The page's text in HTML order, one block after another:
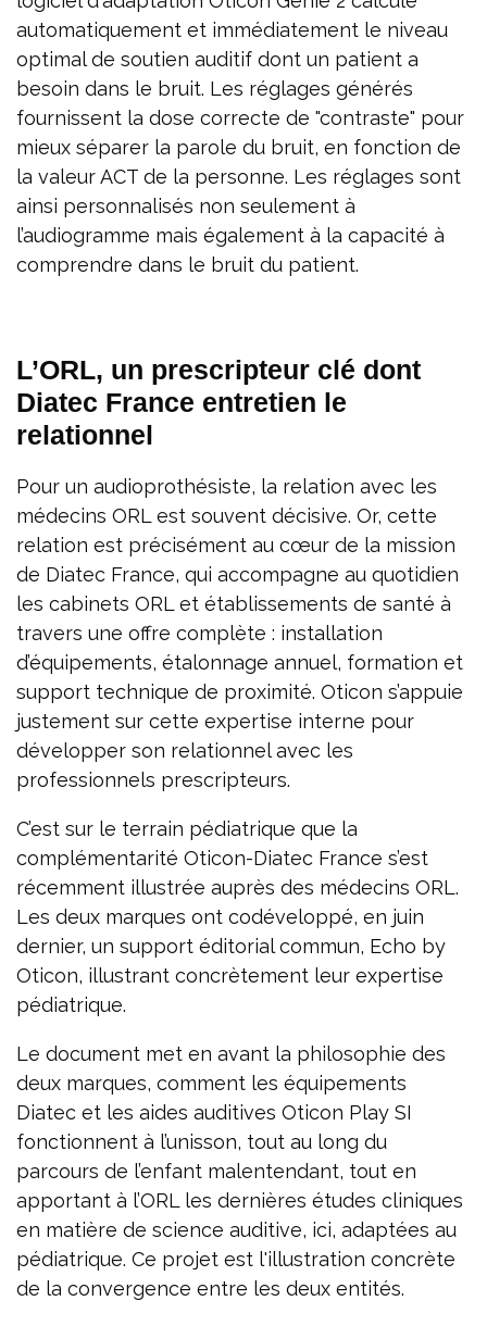
automatiquement et immédiatement le niveau
optimal de soutien auditif dont un patient a
besoin dans le bruit. Les réglages générés
fournissent la dose correcte de "contraste" pour
mieux séparer la parole du bruit, en fonction de
la valeur ACT de la personne. Les réglages sont
ainsi personnalisés non seulement à
l’audiogramme mais également à la capacité à
comprendre dans le bruit du patient.
L’ORL, un prescripteur clé dont
Diatec France entretien le
relationnel
Pour un audioprothésiste, la relation avec les
médecins ORL est souvent décisive. Or, cette
relation est précisément au cœur de la mission
de Diatec France, qui accompagne au quotidien
les cabinets ORL et établissements de santé à
travers une offre complète : installation
d’équipements, étalonnage annuel, formation et
support technique de proximité. Oticon s’appuie
justement sur cette expertise interne pour
développer son relationnel avec les
professionnels prescripteurs.
C’est sur le terrain pédiatrique que la
complémentarité Oticon-Diatec France s’est
récemment illustrée auprès des médecins ORL.
Les deux marques ont codéveloppé, en juin
dernier, un support éditorial commun, Echo by
Oticon, illustrant concrètement leur expertise
pédiatrique.
Le document met en avant la philosophie des
deux marques, comment les équipements
Diatec et les aides auditives Oticon Play SI
fonctionnent à l’unisson, tout au long du
parcours de l’enfant malentendant, tout en
apportant à l’ORL les dernières études cliniques
en matière de science auditive, ici, adaptées au
pédiatrique. Ce projet est l'illustration concrète
de la convergence entre les deux entités.